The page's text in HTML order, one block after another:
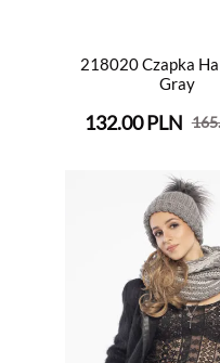
218020 Czapka
Gray
132.00 PLN